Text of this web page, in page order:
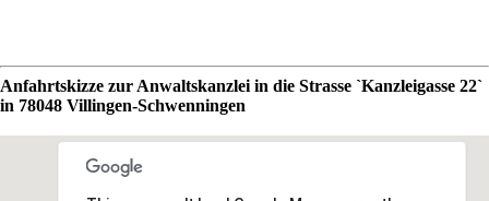
Anfahrtskizze zur Anwaltskanzlei in die Strasse `Kanzleigasse 22`
in 78048 Villingen-Schwenningen